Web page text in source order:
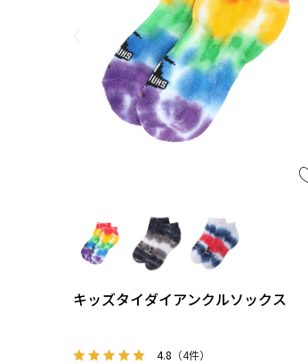
キッズタイダイアンクルソックス
4.8 （4件）